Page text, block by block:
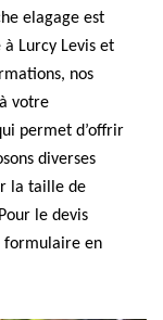
elagage est
Lurcy Levis et
nos
votre
permet d’offrir
diverses
la taille de
le devis
formulaire en